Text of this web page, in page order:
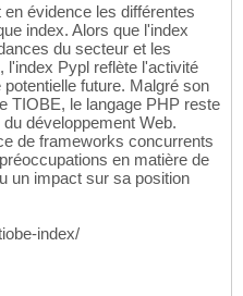
évidence les différentes
index. Alors que l'index
du secteur et les
l'index Pypl reflète l'activité
future. Malgré son
TIOBE, le langage PHP reste
développement Web.
de frameworks concurrents
en matière de
un impact sur sa position
index/